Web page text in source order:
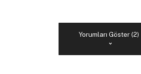
Yorumları Göster (2)